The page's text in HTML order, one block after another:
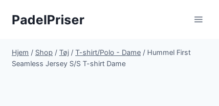
PadelPriser
Hjem / Shop / Tøj / T-shirt/Polo - Dame / Hummel First
Seamless Jersey S/S T-shirt Dame